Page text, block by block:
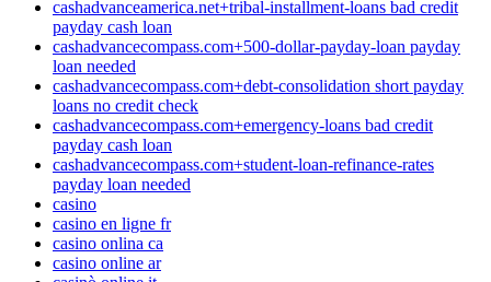
cashadvanceamerica.net+tribal-installment-loans bad credit
payday cash loan
cashadvancecompass.com+500-dollar-payday-loan payday
loan needed
cashadvancecompass.com+debt-consolidation short payday
loans no credit check
cashadvancecompass.com+emergency-loans bad credit
payday cash loan
cashadvancecompass.com+student-loan-refinance-rates
payday loan needed
casino
casino en ligne fr
casino onlina ca
casino online ar